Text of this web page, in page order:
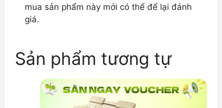
mua sản phẩm này mới có thể để lại đánh
giá.
Sản phẩm tương tự